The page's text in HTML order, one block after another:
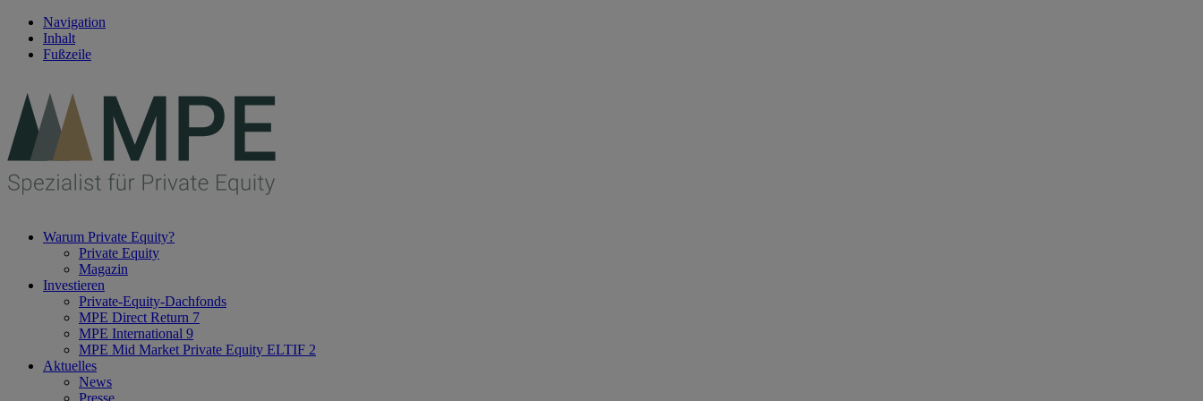
Navigation
Inhalt
Fußzeile
Warum Private Equity?
Private Equity
Magazin
Investieren
Private-Equity-Dachfonds
MPE Direct Return 7
MPE International 9
MPE Mid Market Private Equity ELTIF 2
Aktuelles
News
Presse